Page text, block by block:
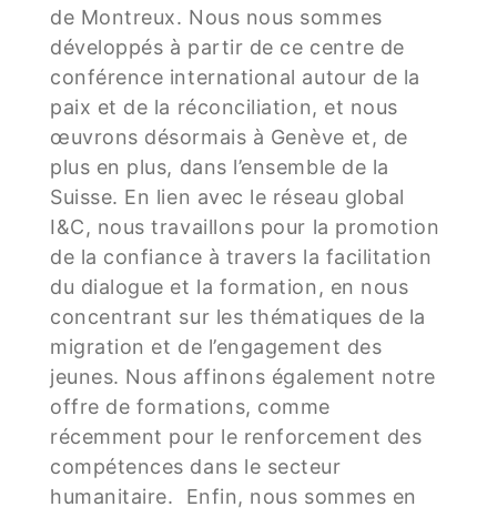
de Montreux. Nous nous sommes
développés à partir de ce centre de
conférence international autour de la
paix et de la réconciliation, et nous
œuvrons désormais à Genève et, de
plus en plus, dans l’ensemble de la
Suisse. En lien avec le réseau global
I&C, nous travaillons pour la promotion
de la confiance à travers la facilitation
du dialogue et la formation, en nous
concentrant sur les thématiques de la
migration et de l’engagement des
jeunes. Nous affinons également notre
offre de formations, comme
récemment pour le renforcement des
compétences dans le secteur
humanitaire. Enfin, nous sommes en